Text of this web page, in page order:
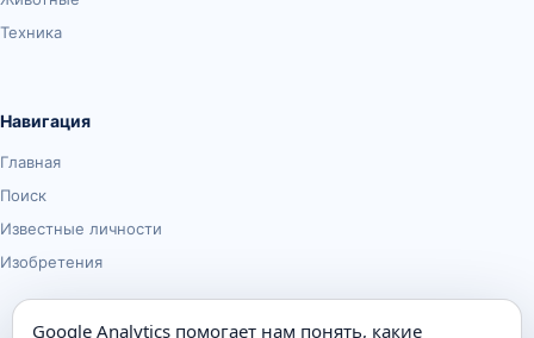
Техника
Навигация
Главная
Поиск
Известные личности
Изобретения
Google Analytics помогает нам понять, какие